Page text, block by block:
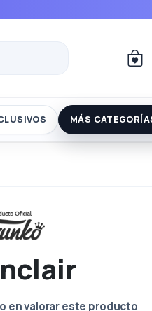
MÁS
en valorar este producto